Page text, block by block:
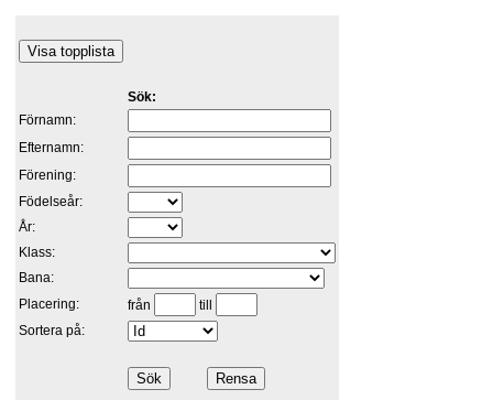
Sök:
Förnamn:
Efternamn:
Förening:
Födelseår:
År:
Klass:
Bana:
Placering:
från
till
Sortera på: